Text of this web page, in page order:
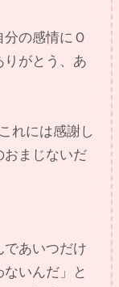
の感情にＯ
りがとう、あ
れには感謝し
おまじないだ
あいつだけ
いんだ」と